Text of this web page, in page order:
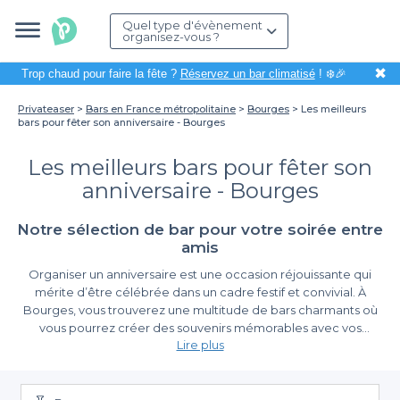
Quel type d'évènement
organisez-vous ?
Trop chaud pour faire la fête ? Réservez un bar climatisé! ❄️🎉 ✖
Privateaser Bars en France métropolitaine Bourges
Les meilleurs
bars pour fêter son anniversaire - Bourges
Les meilleurs bars pour fêter son
anniversaire - Bourges
Notre sélection de bar pour votre soirée entre
amis
Organiser un anniversaire est une occasion réjouissante qui
mérite d’être célébrée dans un cadre festif et convivial. À
Bourges, vous trouverez une multitude de bars charmants où
vous pourrez créer des souvenirs mémorables avec vos
proches. Que vous souhaitiez une ambiance décontractée ou
Des Établissements Variés Pour Un Événement Réussi
Lire plus